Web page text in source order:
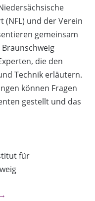
und der Verein
gemeinsam
die den
Technik erläutern.
können Fragen
gestellt und das
für